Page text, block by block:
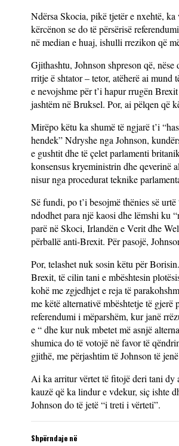
Ndërsa Skocia, pikë tjetër e nxehtë,
kërcënon se do të përsërisë
në median e huaj, ishulli rrezikon që
Gjithashtu, Johnson shpreson që,
rritje ë shtator – tetor, atëherë ai mund
e nevojshme për t’i hapur rrugën
jashtëm në Bruksel. Por, ai pëlqen që
Mirëpo këtu ka shumë të ngjarë t’i
hendek” Ndryshe nga Johnson,
e gushtit dhe të çelet parlamenti
konsensus kryeministrin dhe qeverinë
nisur nga procedurat teknike
Së fundi, po t’i besojmë thënies së
ndodhet para një kaosi dhe lëmshi ku
parë në Skoci, Irlandën e Verit dhe
përballë anti-Brexit. Për pasojë,
Por, telashet nuk sosin këtu për
Brexit, të cilin tani e mbështesin
kohë me zgjedhjet e reja të
me këtë alternativë mbështetje të
referendumi i mëparshëm, kur janë
e “ dhe kur nuk mbetet më asnjë
shumica do të votojë në favor të
gjithë, me përjashtim të Johnson të
Ai ka arritur vërtet të fitojë deri tani dy
kauzë që ka lindur e vdekur, siç ishte
Johnson do të jetë “i treti i vërteti”.
Shpërndaje në